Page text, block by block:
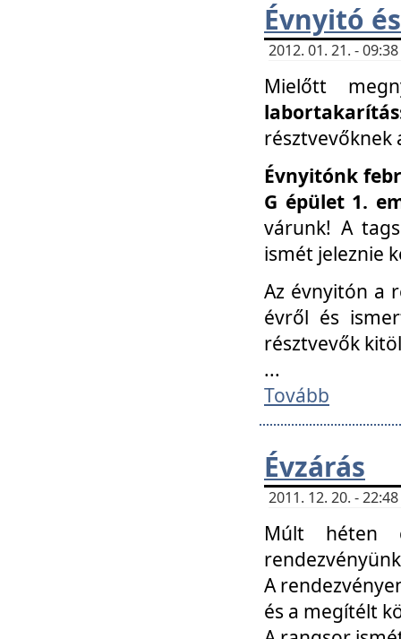
Évnyitó
2012. 01. 21. -
Mielőtt
labortakarítás
résztvevőknek
Évnyitónk
G épület 1.
várunk! A
ismét jeleznie
Az évnyitón a
évről és
résztvevők
...
Tovább
Évzárás
2011. 12. 20. -
Múlt héten
A
és a megítélt